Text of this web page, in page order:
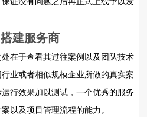
建服务商
在于查看其过往案例以及团队技术
业或者相似规模企业所做的真实案
行效果加以测试，一个优秀的服务
以及项目管理流程的能力。